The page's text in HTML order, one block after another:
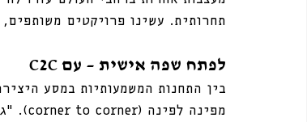
תחרותית. עשינו פרויקטים
לפתח שפה אישית – עם C2C
מפינה לפינה (corner to corner). “גיליתי את השיטה דרך ה